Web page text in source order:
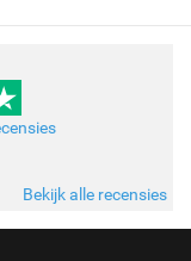
Bekijk alle recensies